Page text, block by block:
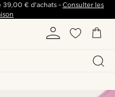
39,00 €d'achats -Consulter les